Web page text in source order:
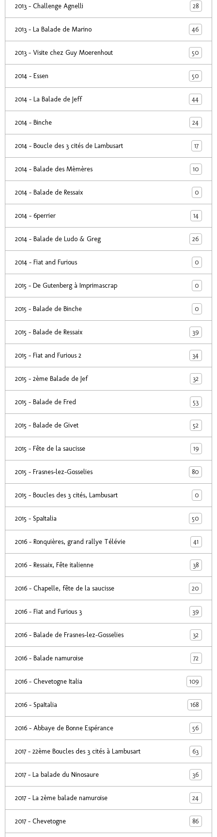
2013 - Challenge Agnelli 28
2013 - La Balade de Marino 46
2013 - Visite chez Guy Moerenhout 50
2014 - Essen 50
2014 - La Balade de Jeff 44
2014 - Binche 24
2014 - Boucle des 3 cités de Lambusart 17
2014 - Balade des Mèmères 10
2014 - Balade de Ressaix 0
2014 - 6perrier 14
2014 - Balade de Ludo & Greg 26
2014 - Fiat and Furious 0
2015 - De Gutenberg à Imprimascrap 0
2015 - Balade de Binche 0
2015 - Balade de Ressaix 39
2015 - Fiat and Furious 2 34
2015 - 2ème Balade de Jef 32
2015 - Balade de Fred 53
2015 - Balade de Givet 52
2015 - Fête de la saucisse 19
2015 - Frasnes-lez-Gosselies 80
2015 - Boucles des 3 cités, Lambusart 0
2015 - SpaItalia 50
2016 - Ronquières, grand rallye Télévie 41
2016 - Ressaix, Fête italienne 38
2016 - Chapelle, fête de la saucisse 20
2016 - Fiat and Furious 3 39
2016 - Balade de Frasnes-lez-Gosselies 32
2016 - Balade namuroise 72
2016 - Chevetogne Italia 109
2016 - SpaItalia 168
2016 - Abbaye de Bonne Espérance 56
2017 - 22ème Boucles des 3 cités à Lambusart 63
2017 - La balade du Ninosaure 36
2017 - La 2ème balade namuroise 24
2017 - Chevetogne 86